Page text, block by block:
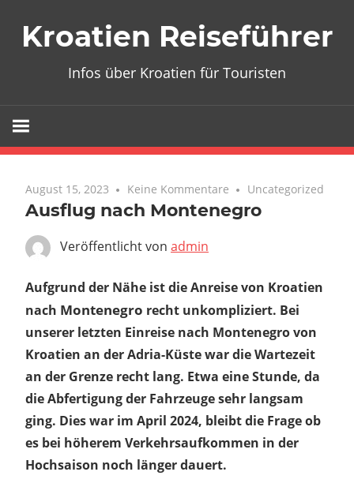
InhaltKroatien Reiseführer
Infos über Kroatien für Touristen
August 15, 2023 Keine Kommentare Uncategorized
Ausflug nach Montenegro
Veröffentlicht von admin
Aufgrund der Nähe ist die Anreise von Kroatien
nach Montenegro recht unkompliziert. Bei
unserer letzten Einreise nach Montenegro von
Kroatien an der Adria-Küste war die Wartezeit
an der Grenze recht lang. Etwa eine Stunde, da
die Abfertigung der Fahrzeuge sehr langsam
ging. Dies war im April 2024, bleibt die Frage ob
es bei höherem Verkehrsaufkommen in der
Hochsaison noch länger dauert.